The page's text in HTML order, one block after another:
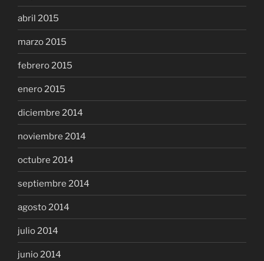
abril 2015
marzo 2015
febrero 2015
enero 2015
diciembre 2014
noviembre 2014
octubre 2014
septiembre 2014
agosto 2014
julio 2014
junio 2014